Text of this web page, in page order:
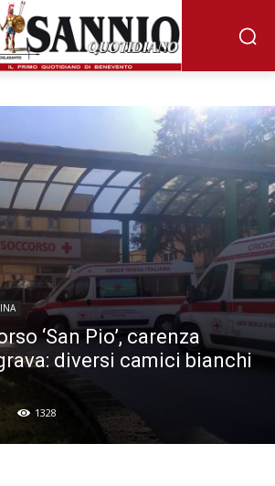
‘San Pio’, carenza
diversi camici bianchi
1328